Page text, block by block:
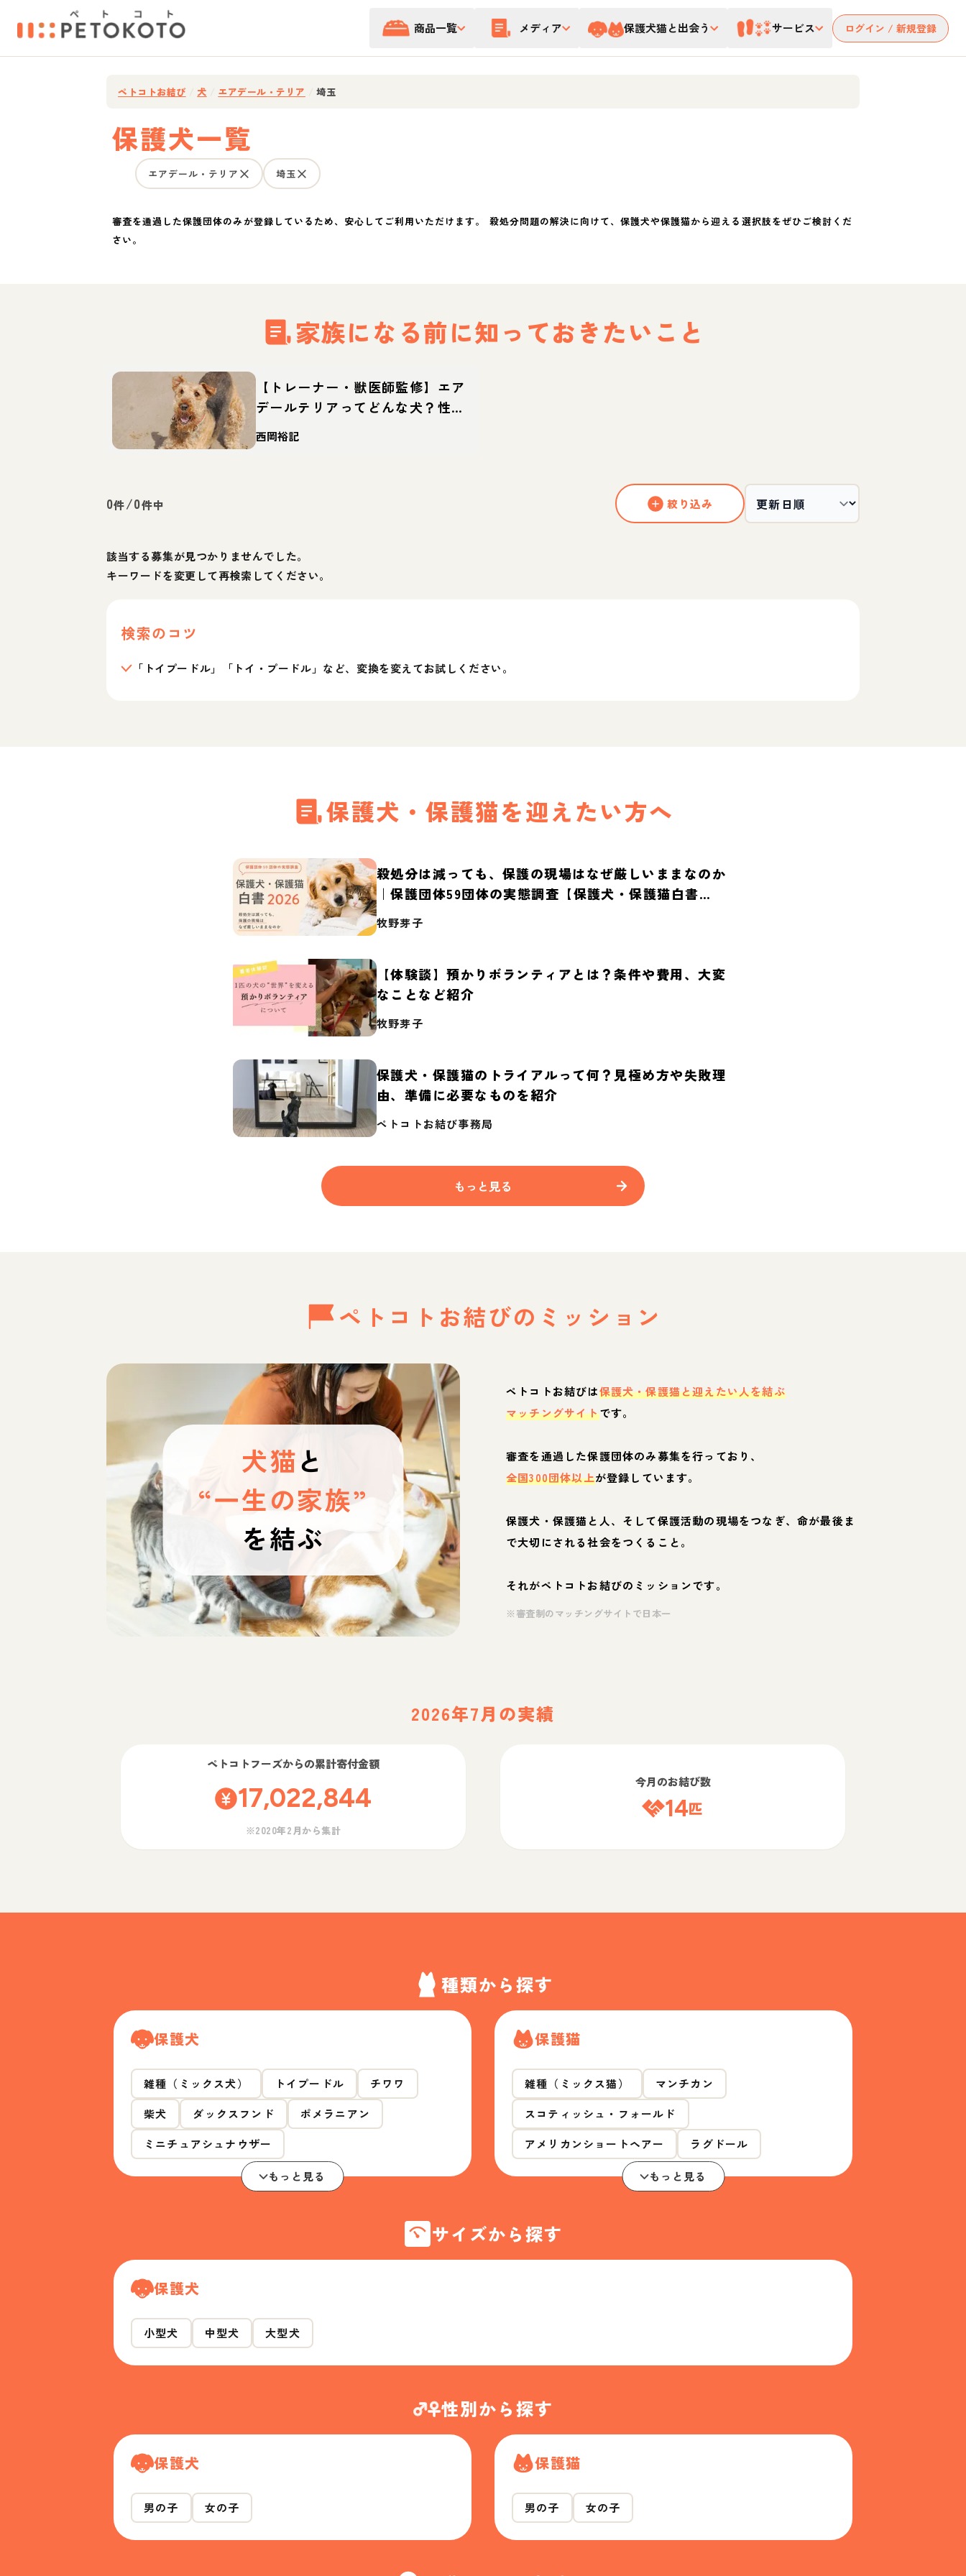
商品一覧 メディア 保護犬猫と出会う サービス ログイン / 新規登録
ペトコトお結び 犬 エアデール・テリア 埼玉
保護犬一覧
エアデール・テリア 埼玉
審査を通過した保護団体のみが登録しているため、安心してご利用いただけます。 殺処分問題の解決に向けて、保護犬や保護猫から迎える選択肢をぜひご検討くだ
さい。
家族になる前に知っておきたいこと
【トレーナー・獣医師監修】エア
デールテリアってどんな犬？性
格・特徴・育て方・迎え方
西岡裕記
0件/0件中 絞り込み
該当する募集が見つかりませんでした。
キーワードを変更して再検索してください。
検索のコツ
「トイプードル」「トイ・プードル」など、変換を変えてお試しください。
保護犬・保護猫を迎えたい方へ
殺処分は減っても、保護の現場はなぜ厳しいままなのか
｜保護団体59団体の実態調査【保護犬・保護猫白書
2026】
牧野芽子
【体験談】預かりボランティアとは？条件や費用、大変
なことなど紹介
牧野芽子
保護犬・保護猫のトライアルって何？見極め方や失敗理
由、準備に必要なものを紹介
ペトコトお結び事務局
もっと見る
ペトコトお結びの ミッション
犬猫と
“一生の家族”
を結ぶ
ペトコトお結びは保護犬・保護猫と迎えたい人を結ぶ
マッチングサイトです。
審査を通過した保護団体のみ募集を行っており、
全国300団体以上が登録しています。
保護犬・保護猫と人、そして保護活動の現場をつなぎ、命が最後ま
で大切にされる社会をつくること。
それがペトコトお結びのミッションです。
※審査制のマッチングサイトで日本一
2026年7月の実績
ペトコトフーズからの累計寄付金額
17,022,844
※2020年2月から集計
今月のお結び数
14匹
種類から探す
保護犬
雑種（ミックス犬） トイプードル
チワワ
柴犬
ダックスフンド
ポメラニアン
ミニチュアシュナウザー
もっと見る
保護猫
雑種（ミックス猫）
マンチカン
スコティッシュ・フォールド
アメリカンショートヘアー
ラグドール
もっと見る
サイズから探す
保護犬
小型犬 中型犬 大型犬
性別から探す
保護犬
男の子 女の子
保護猫
男の子 女の子